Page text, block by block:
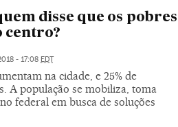
disse que os pobres
centro?
- 17:08 EDT
na cidade, e 25% de
A população se mobiliza, toma
federal em busca de soluções